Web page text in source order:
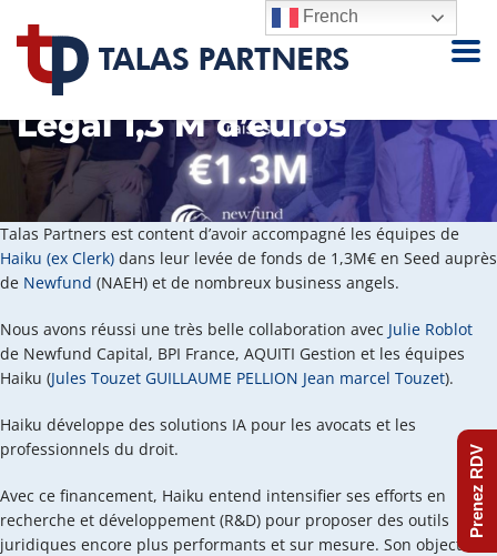
Levée de fonds – Haiku
Legal 1,3 M d’euros
Talas Partners est content d’avoir accompagné les équipes de
Haiku (ex Clerk) dans leur levée de fonds de 1,3M€ en Seed auprès
de Newfund (NAEH) et de nombreux business angels.
Nous avons réussi une très belle collaboration avec Julie Roblot
de Newfund Capital, BPI France, AQUITI Gestion et les équipes
Haiku (Jules Touzet GUILLAUME PELLION Jean marcel Touzet).
Haiku développe des solutions IA pour les avocats et les
professionnels du droit.
Avec ce financement, Haiku entend intensifier ses efforts en
recherche et développement (R&D) pour proposer des outils
juridiques encore plus performants et sur mesure. Son objectif :
French
Prenez RDV